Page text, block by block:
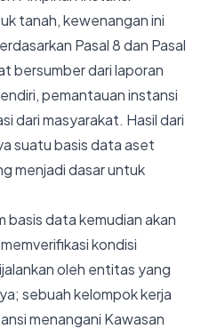
tanah, kewenangan ini
Pasal 8 dan Pasal
bersumber dari laporan
pemantauan instansi
dari masyarakat. Hasil dari
suatu basis data aset
menjadi dasar untuk
basis data kemudian akan
kondisi
oleh entitas yang
sebuah kelompok kerja
menangani Kawasan